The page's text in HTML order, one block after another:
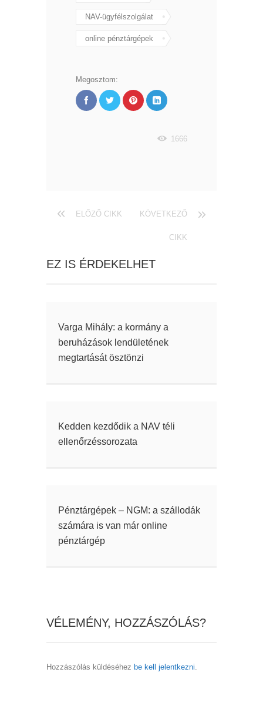
NAV-ügyfélszolgálat
online pénztárgépek
Megosztom:
1666
ELŐZŐ CIKK KÖVETKEZŐ
CIKK
EZ IS ÉRDEKELHET
Varga Mihály: a kormány a
beruházások lendületének
megtartását ösztönzi
Kedden kezdődik a NAV téli
ellenőrzéssorozata
Pénztárgépek – NGM: a szállodák
számára is van már online
pénztárgép
VÉLEMÉNY, HOZZÁSZÓLÁS?
Hozzászólás küldéséhez be kell jelentkezni.